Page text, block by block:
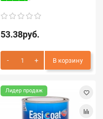
53.38руб.
В корзину
Лидер продаж